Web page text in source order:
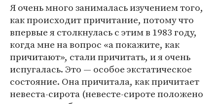
Я очень много занималась изучением того,
как происходит причитание, потому что
впервые я столкнулась с этим в 1983 году,
когда мне на вопрос «а покажите, как
причитают», стали причитать, и я очень
испугалась. Это — особое экстатическое
состояние. Она причитала, как причитает
невеста-сирота (невесте-сироте положено